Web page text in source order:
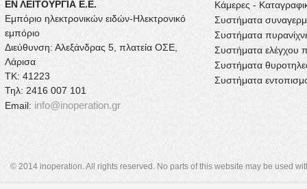
ΕΝ ΛΕΙΤΟΥΡΓΙΑ Ε.Ε.
Εμπόριο ηλεκτρονικών ειδών-Ηλεκτρονικό
εμπόριο
Διεύθυνση: Αλεξάνδρας 5, πλατεία ΟΣΕ,
Λάρισα
ΤΚ: 41223
Τηλ: 2416 007 101
Email: info@inoperation.gr
Κάμερες -
Συστήματα
Συστήματα
Συστήματα ελέγχου
Συστήματα
Συστήματα
© 2014 inoperation. All rights reserved. No parts of this website may be used